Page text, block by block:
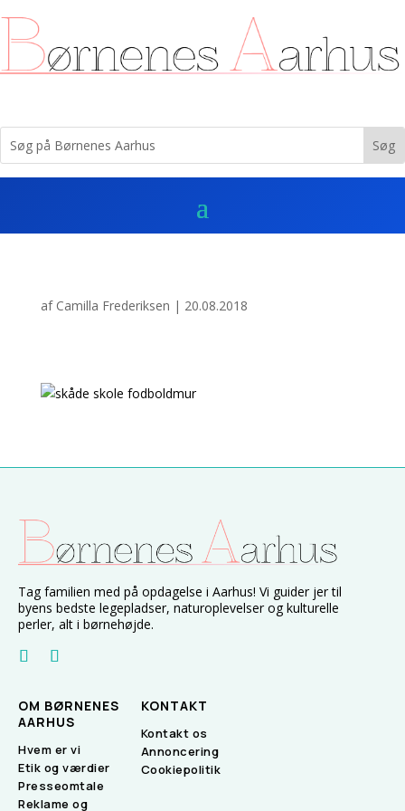
af Camilla Frederiksen | 20.08.2018
Tag familien med på opdagelse i Aarhus! Vi guider jer til
byens bedste legepladser, naturoplevelser og kulturelle
perler, alt i børnehøjde.
OM BØRNENES
AARHUS
Hvem er vi
Etik og værdier
Presseomtale
Reklame og
KONTAKT
Kontakt os
Annoncering
Cookiepolitik